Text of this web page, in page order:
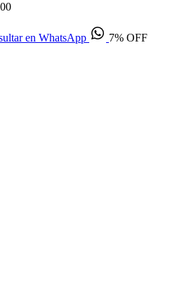
en WhatsApp 7% OFF